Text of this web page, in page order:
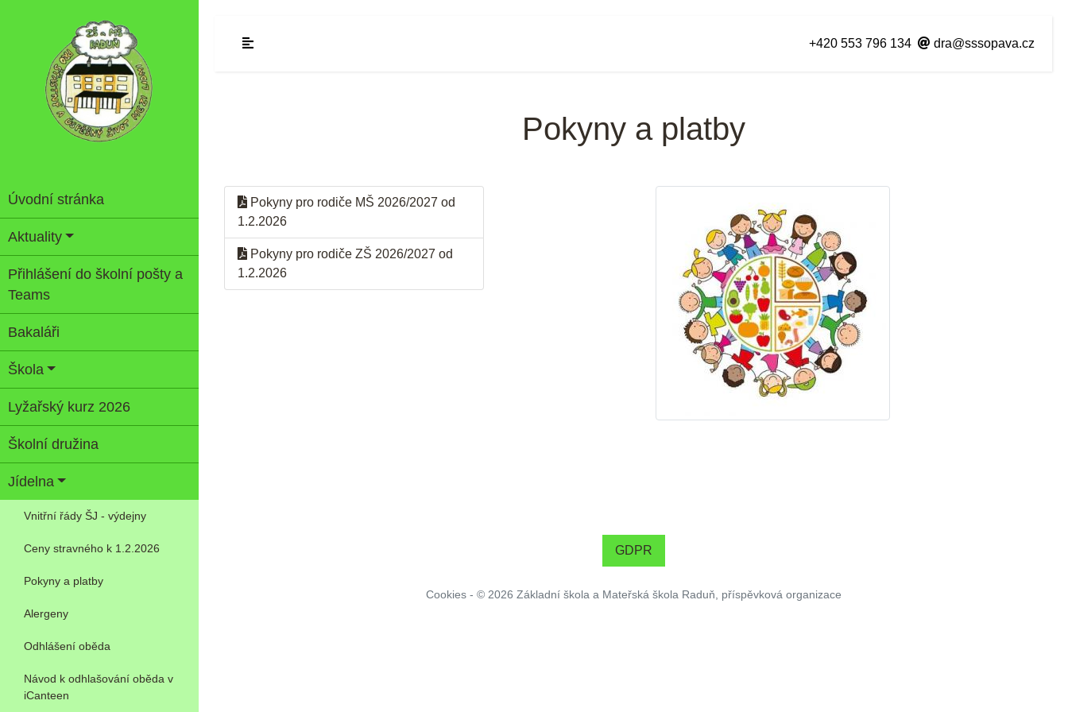
Úvodní stránka
Aktuality
Přihlášení do školní pošty a
Teams
Bakaláři
Škola
Lyžařský kurz 2026
Školní družina
Jídelna
Vnitřní řády ŠJ - výdejny
Ceny stravného k 1.2.2026
Pokyny a platby
Alergeny
Odhlášení oběda
Návod k odhlašování oběda v
iCanteen
+420 553 796 134 dra@sssopava.cz
Pokyny a platby
Pokyny pro rodiče MŠ 2026/2027 od
1.2.2026
Pokyny pro rodiče ZŠ 2026/2027 od
1.2.2026
GDPR
Cookies- © 2026 Základní škola a Mateřská škola Raduň, příspěvková organizace